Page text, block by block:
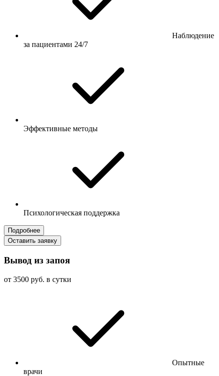
Наблюдение
за пациентами 24/7
Эффективные методы
Психологическая поддержка
Подробнее
Оставить заявку
Вывод из запоя
от 3500 руб. в сутки
Опытные
врачи